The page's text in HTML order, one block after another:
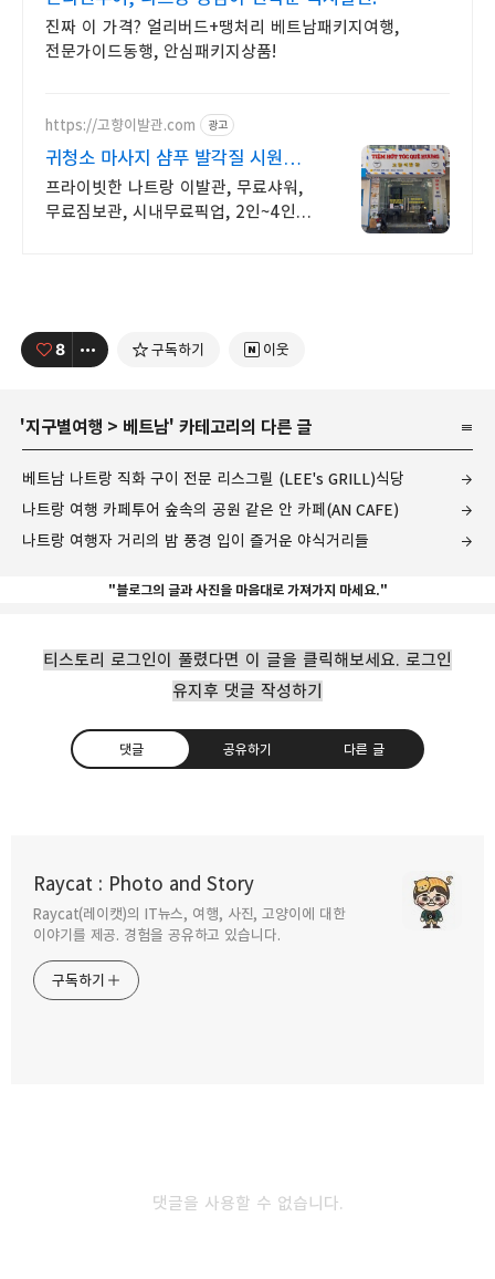
진짜 이 가격? 얼리버드+땡처리 베트남패키지여행,
전문가이드동행, 안심패키지상품!
https://고향이발관.com 광고
귀청소 마사지 샴푸 발각질 시원하고
만족도 높은 이발관
프라이빗한 나트랑 이발관, 무료샤워,
무료짐보관, 시내무료픽업, 2인~4인실
8 구독하기 이웃
'지구별여행 > 베트남' 카테고리의 다른 글
베트남 나트랑 직화 구이 전문 리스그릴 (LEE's GRILL)식당
나트랑 여행 카페투어 숲속의 공원 같은 안 카페(AN CAFE)
나트랑 여행자 거리의 밤 풍경 입이 즐거운 야식거리들
"블로그의 글과 사진을 마음대로 가져가지 마세요."
티스토리 로그인이 풀렸다면 이 글을 클릭해보세요. 로그인
유지후 댓글 작성하기
댓글 공유하기 다른 글
Raycat : Photo and Story
Raycat(레이캣)의 IT뉴스, 여행, 사진, 고양이에 대한
이야기를 제공. 경험을 공유하고 있습니다.
구독하기
댓글을 사용할 수 없습니다.
구독하기 카카오톡
호핑투어 스노쿨링
2019.07.05
베트남 나트랑 직화 구이 전문 리스그릴 (LEE's
GRILL)식당
나트랑 여행자 거리의 밤 풍경 입이 즐거운